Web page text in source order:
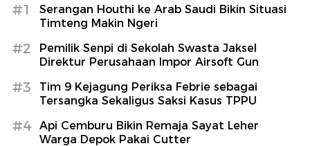
#1
Serangan Houthi ke Arab Saudi Bikin Situasi
Timteng Makin Ngeri
#2
Pemilik Senpi di Sekolah Swasta Jaksel
Direktur Perusahaan Impor Airsoft Gun
#3
Tim 9 Kejagung Periksa Febrie sebagai
Tersangka Sekaligus Saksi Kasus TPPU
#4
Api Cemburu Bikin Remaja Sayat Leher
Warga Depok Pakai Cutter